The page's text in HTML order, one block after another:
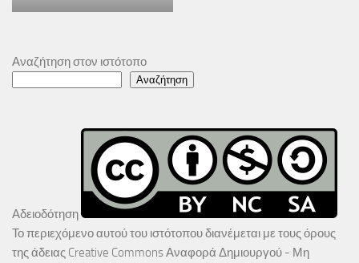
Αναζήτηση στον ιστότοπο
Αναζήτηση
Αδειοδότηση
Το περιεχόμενο αυτού του ιστότοπου διανέμεται με τους όρους
της άδειας Creative Commons Αναφορά Δημιουργού - Μη